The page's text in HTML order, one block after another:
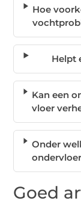
Hoe
Helpt
Kan een
vloer
Onder
Goed